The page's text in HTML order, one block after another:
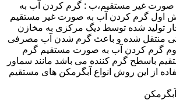
صورت غیر مستقیم،ب : گرم کردن آب به
اول گرم کردن آب به صورت غیر مستقیم
تولید شده توسط دیگ مرکزی به مخازن
منتقل شده و باعث گرم شدن آب مصرفی
گرم کردن آب به صورت مستقیم گرم
باسطح گرم کننده می باشد مانند سماور
از این روش انواع آبگرمکن های مستقیم